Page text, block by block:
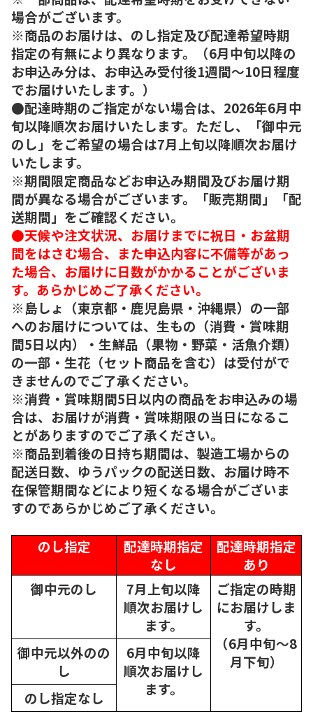
場合がございます。
※商品のお届けは、のし指定及び配達希望時期
指定の有無により異なります。（6月中旬以降の
お申込み分は、お申込み受付後1週間～10日程度
でお届けいたします。）
●配達時期のご指定がない場合は、2026年6月中
旬以降順次お届けいたします。ただし、「御中元
のし」をご希望の場合は7月上旬以降順次お届け
いたします。
※期間限定商品などお申込み期間及びお届け期
間が異なる場合がございます。「販売期間」「配
送期間」をご確認ください。
●天候や注文状況、お届けまでに祝日・お盆期
間をはさむ場合、また申込内容に不備等があっ
た場合、お届けに日数がかかることがございま
す。あらかじめご了承ください。
※島しょ（東京都・鹿児島県・沖縄県）の一部
へのお届けについては、生もの（消費・賞味期
間5日以内）・生鮮品（果物・野菜・活魚介類）
の一部・生花（セット商品を含む）は受付がで
きませんのでご了承ください。
※消費・賞味期間5日以内の商品をお申込みの場
合は、お届けが消費・賞味期限の当日になるこ
とがありますのでご了承ください。
※商品到着後の日持ち期間は、製造工場からの
配送日数、ゆうパックの配送日数、お届け時不
在保管期間などにより短くなる場合がございま
すのであらかじめご了承ください。
のし指定
配達時期指定
なし
配達時期指定
あり
御中元のし
7月上旬以降
順次お届けし
ます。
ご指定の時期
にお届けしま
す。
（6月中旬～8
月下旬）
御中元以外のの
し
6月中旬以降
順次お届けし
ます。
のし指定なし